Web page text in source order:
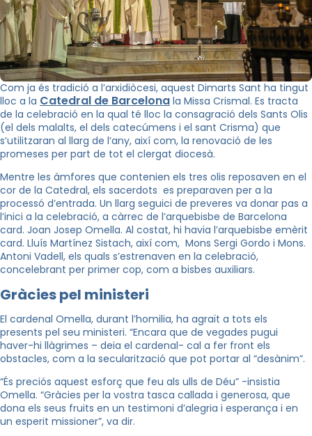
Com ja és tradició a l’arxidiòcesi, aquest Dimarts Sant ha tingut
lloc a la Catedral de Barcelona la Missa Crismal. Es tracta
de la celebració en la qual té lloc la consagració dels Sants Olis
(el dels malalts, el dels catecúmens i el sant Crisma) que
s’utilitzaran al llarg de l’any, així com, la renovació de les
promeses per part de tot el clergat diocesà.
Mentre les àmfores que contenien els tres olis reposaven en el
cor de la Catedral, els sacerdots es preparaven per a la
processó d’entrada. Un llarg seguici de preveres va donar pas a
l’inici a la celebració, a càrrec de l’arquebisbe de Barcelona
card. Joan Josep Omella. Al costat, hi havia l’arquebisbe emèrit
card. Lluís Martínez Sistach, així com, Mons Sergi Gordo i Mons.
Antoni Vadell, els quals s’estrenaven en la celebració,
concelebrant per primer cop, com a bisbes auxiliars.
Gràcies pel ministeri
El cardenal Omella, durant l’homilia, ha agraït a tots els
presents pel seu ministeri. “Encara que de vegades pugui
haver-hi llàgrimes – deia el cardenal- cal a fer front els
obstacles, com a la secularització que pot portar al “desànim”.
“És preciós aquest esforç que feu als ulls de Déu” -insistia
Omella. “Gràcies per la vostra tasca callada i generosa, que
dona els seus fruits en un testimoni d’alegria i esperança i en
un esperit missioner”, va dir.